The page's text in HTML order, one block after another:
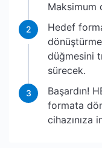
Maksimum
2
Hedef
düğmesini
sürecek.
3
Başardın!
formata
cihazınıza